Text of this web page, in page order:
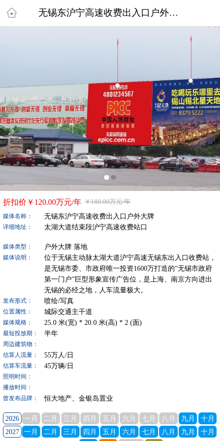
无锡东沪宁高速收费出入口户外大牌
折扣价￥ 120.00万元/年 ￥180.00万元/年
媒体名称： 无锡东沪宁高速收费出入口户外大牌
详细地址： 太湖大道结束段沪宁高速收费站口
媒体类型： 户外大牌 落地
媒体说明：
位于无锡主动脉太湖大道沪宁高速无锡东出入口收费站，
是无锡市委、市政府唯一投资1600万打造的“无锡市政府
第一门户”巨型形象宣传广告位，是上海、南京方向进出
无锡的必经之地，人车流量极大。
发布形式： 喷绘/写真
位置属性： 城际交通主干道
媒体规格： 25.0米(宽) * 20.0米(高) * 2 (面)
最短投放期： 半年
周边建筑物：
估算人流量：
55万人/日
估算车流量： 45万辆/日
照明时间：
播放时间：
曾发布品牌：
恒大地产、金银岛置业
2026 一月 二月 三月 四月 五月 六月 七月 八月 九月
十月
2027
一月 二月 三月 四月 五月 六月 七月 八月 九月
十月